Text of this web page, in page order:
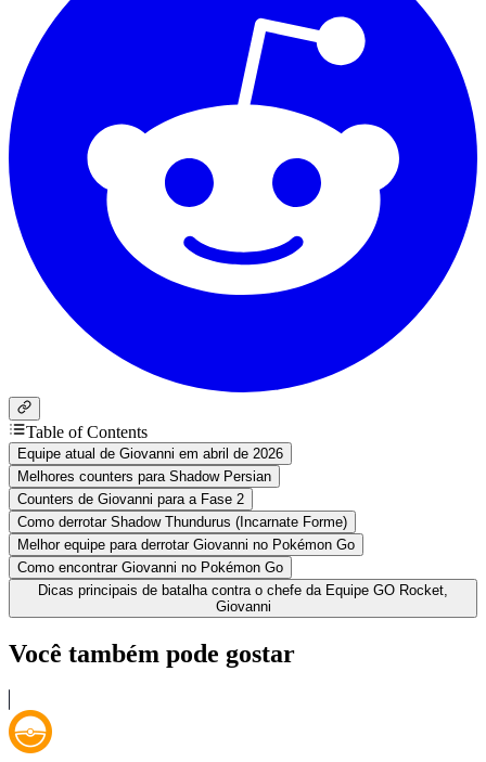
Table of Contents
Equipe atual de Giovanni em abril de 2026
Melhores counters para Shadow Persian
Counters de Giovanni para a Fase 2
Como derrotar Shadow Thundurus (Incarnate Forme)
Melhor equipe para derrotar Giovanni no Pokémon Go
Como encontrar Giovanni no Pokémon Go
Dicas principais de batalha contra o chefe da Equipe GO Rocket,
Giovanni
Você também pode gostar